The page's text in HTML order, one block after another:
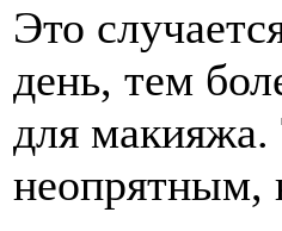
Это
день, тем
для макияжа.
неопрятным,